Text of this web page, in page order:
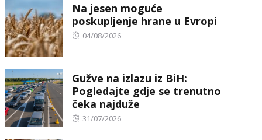
Na jesen moguće
poskupljenje hrane u Evropi
Posted
04/08/2026
Gužve na izlazu iz BiH:
Pogledajte gdje se trenutno
čeka najduže
Posted
31/07/2026